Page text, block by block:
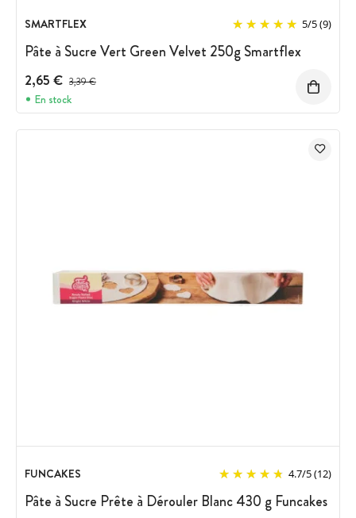
SMARTFLEX 5/5(9)
Pâte à Sucre Vert Green Velvet 250g Smartflex
2,65 € Prix avant réduction :
3,39 €
En stock
FUNCAKES 4.7/5(12)
Pâte à Sucre Prête à Dérouler Blanc 430 g Funcakes